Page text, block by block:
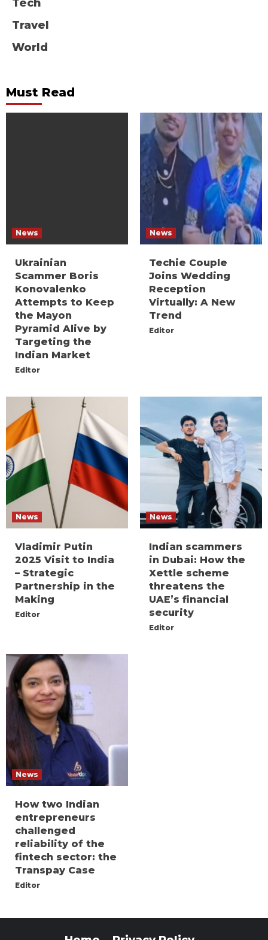
Tech
Travel
World
Must Read
News
Ukrainian
Scammer Boris
Konovalenko
Attempts to Keep
the Mayon
Pyramid Alive by
Targeting the
Indian Market
Editor
News
Techie Couple
Joins Wedding
Reception
Virtually: A New
Trend
Editor
News
Vladimir Putin
2025 Visit to India
– Strategic
Partnership in the
Making
Editor
News
Indian scammers
in Dubai: How the
Xettle scheme
threatens the
UAE’s financial
security
Editor
News
How two Indian
entrepreneurs
challenged
reliability of the
fintech sector: the
Transpay Case
Editor